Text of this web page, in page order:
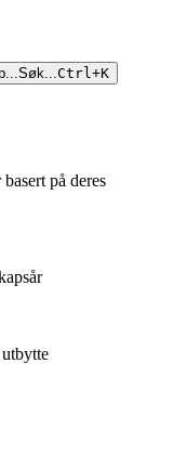
Søk...Ctrl+K
på deres